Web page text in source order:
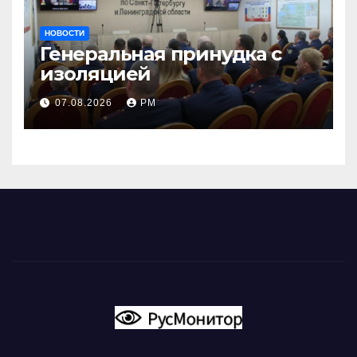
НОВОСТИ
Генеральная принудка с
изоляцией
07.08.2026 РМ